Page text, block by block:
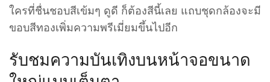
ใครที่ชื่นชอบสีเข้มๆ ดูดี ก็ต้องสีนี้เลย แถบชุดกล้องจะมี
ขอบสีทองเพิ่มความพรีเมี่ยมขึ้นไปอีก
รับชมความบันเทิงบนหน้าจอขนาด